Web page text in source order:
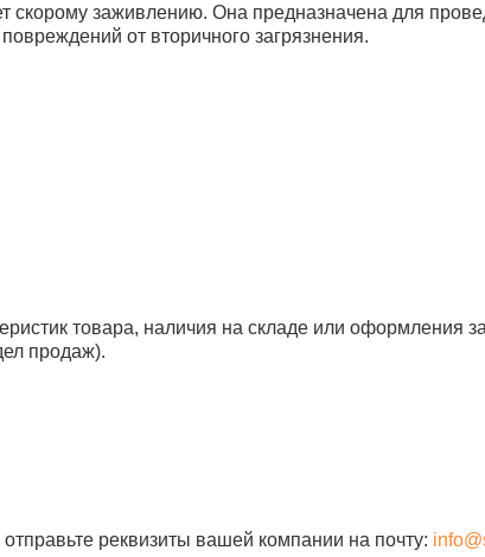
скорому заживлению. Она предназначена для
от вторичного загрязнения.
товара, наличия на складе или оформления
продаж).
реквизиты вашей компании на почту: